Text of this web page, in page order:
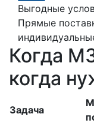
Выгодные
Прямые
Когда
когда
Задача